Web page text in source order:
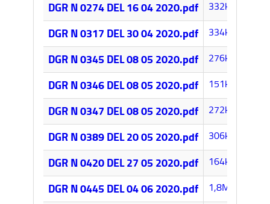
DGR N 0274 DEL 16 04 2020.pdf 332k
DGR N 0317 DEL 30 04 2020.pdf 334k
DGR N 0345 DEL 08 05 2020.pdf 276k
DGR N 0346 DEL 08 05 2020.pdf 151k
DGR N 0347 DEL 08 05 2020.pdf 272k
DGR N 0389 DEL 20 05 2020.pdf 306k
DGR N 0420 DEL 27 05 2020.pdf 164k
DGR N 0445 DEL 04 06 2020.pdf 1,8MB